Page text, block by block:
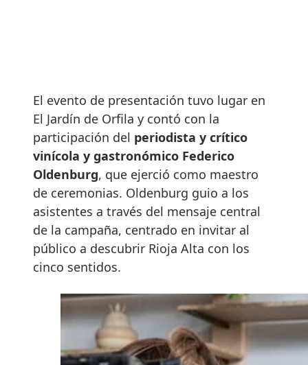
El evento de presentación tuvo lugar en
El Jardín de Orfila y contó con la
participación del periodista y crítico
vinícola y gastronómico Federico
Oldenburg, que ejerció como maestro
de ceremonias. Oldenburg guio a los
asistentes a través del mensaje central
de la campaña, centrado en invitar al
público a descubrir Rioja Alta con los
cinco sentidos.